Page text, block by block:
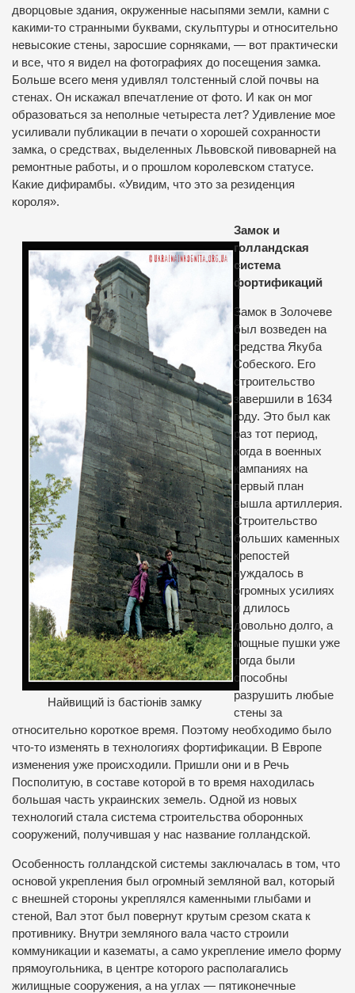
дворцовые здания, окруженные насыпями земли, камни с
какими-то странными буквами, скульптуры и относительно
невысокие стены, заросшие сорняками, — вот практически
и все, что я видел на фотографиях до посещения замка.
Больше всего меня удивлял толстенный слой почвы на
стенах. Он искажал впечатление от фото. И как он мог
образоваться за неполные четыреста лет? Удивление мое
усиливали публикации в печати о хорошей сохранности
замка, о средствах, выделенных Львовской пивоварней на
ремонтные работы, и о прошлом королевском статусе.
Какие дифирамбы. «Увидим, что это за резиденция
короля».
Найвищий із бастіонів замку
Замок и
голландская
система
фортификаций
Замок в Золочеве
был возведен на
средства Якуба
Собеского. Его
строительство
завершили в 1634
году. Это был как
раз тот период,
когда в военных
кампаниях на
первый план
вышла артиллерия.
Строительство
больших каменных
крепостей
нуждалось в
огромных усилиях
и длилось
довольно долго, а
мощные пушки уже
тогда были
способны
разрушить любые
стены за
относительно короткое время. Поэтому необходимо было
что-то изменять в технологиях фортификации. В Европе
изменения уже происходили. Пришли они и в Речь
Посполитую, в составе которой в то время находилась
большая часть украинских земель. Одной из новых
технологий стала система строительства оборонных
сооружений, получившая у нас название голландской.
Особенность голландской системы заключалась в том, что
основой укрепления был огромный земляной вал, который
с внешней стороны укреплялся каменными глыбами и
стеной, Вал этот был повернут крутым срезом ската к
противнику. Внутри земляного вала часто строили
коммуникации и казематы, а само укрепление имело форму
прямоугольника, в центре которого располагались
жилищные сооружения, а на углах — пятиконечные